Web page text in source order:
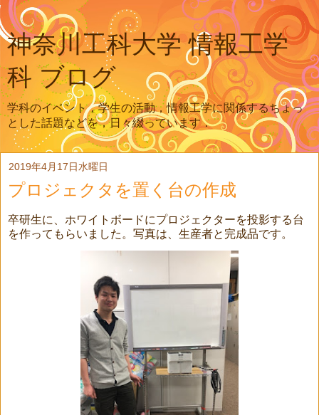
神奈川工科大学 情報工学
科 ブログ
学科のイベント，学生の活動，情報工学に関係するちょっ
とした話題などを，日々綴っています．
2019年4月17日水曜日
プロジェクタを置く台の作成
卒研生に、ホワイトボードにプロジェクターを投影する台
を作ってもらいました。写真は、生産者と完成品です。